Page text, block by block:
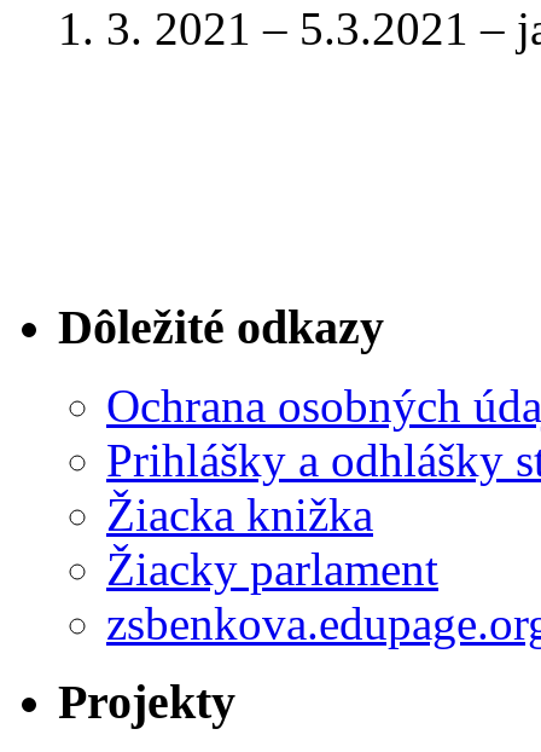
1. 3. 2021 – 5.3.2021 –
Dôležité odkazy
Ochrana osobných
Prihlášky a odhlášky
Žiacka knižka
Žiacky parlament
Projekty